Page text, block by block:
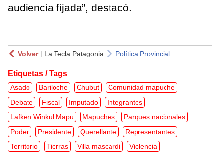
audiencia fijada”, destacó.
Volver| La Tecla Patagonia Política Provincial
Etiquetas / Tags
Asado Bariloche Chubut
Comunidad mapuche
Debate
Fiscal Imputado
Integrantes
Lafken Winkul Mapu
Mapuches
Parques nacionales
Poder
Presidente Querellante
Representantes
Territorio
Tierras Villa mascardi Violencia